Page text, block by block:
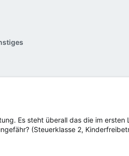
Es steht überall das die im
(Steuerklasse 2,